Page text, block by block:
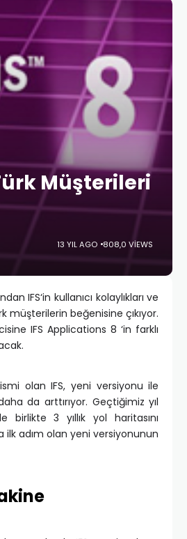
Müşterileri
13 YIL AGO 808,0 VIEWS
IFS‘in kullanıcı kolaylıkları ve
müşterilerin beğenisine çıkıyor.
IFS Applications 8 ‘in farklı
olan IFS, yeni versiyonu ile
da arttırıyor. Geçtiğimiz yıl
birlikte 3 yıllık yol haritasını
ilk adım olan yeni versiyonunun